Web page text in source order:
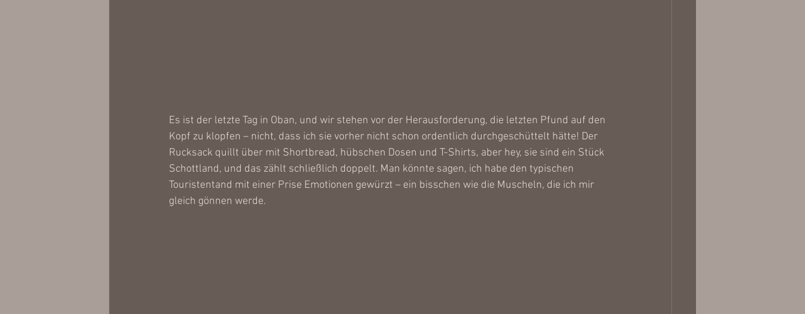
Es ist der letzte Tag in Oban, und wir stehen vor der Herausforderung, die letzten Pfund auf den
Kopf zu klopfen – nicht, dass ich sie vorher nicht schon ordentlich durchgeschüttelt hätte! Der
Rucksack quillt über mit Shortbread, hübschen Dosen und T-Shirts, aber hey, sie sind ein Stück
Schottland, und das zählt schließlich doppelt. Man könnte sagen, ich habe den typischen
Touristentand mit einer Prise Emotionen gewürzt – ein bisschen wie die Muscheln, die ich mir
gleich gönnen werde.